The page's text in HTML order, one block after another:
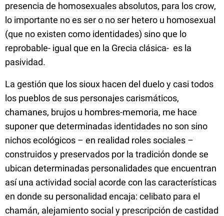
presencia de homosexuales absolutos, para los crow,
lo importante no es ser o no ser hetero u homosexual
(que no existen como identidades) sino que lo
reprobable- igual que en la Grecia clásica- es la
pasividad.
La gestión que los sioux hacen del duelo y casi todos
los pueblos de sus personajes carismáticos,
chamanes, brujos u hombres-memoria, me hace
suponer que determinadas identidades no son sino
nichos ecológicos – en realidad roles sociales –
construidos y preservados por la tradición donde se
ubican determinadas personalidades que encuentran
así una actividad social acorde con las características
en donde su personalidad encaja: celibato para el
chamán, alejamiento social y prescripción de castidad